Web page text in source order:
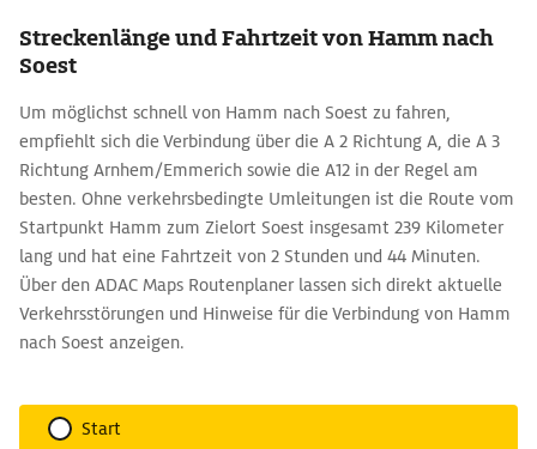
Streckenlänge und Fahrtzeit von Hamm nach
Soest
Um möglichst schnell von Hamm nach Soest zu fahren,
empfiehlt sich die Verbindung über die A 2 Richtung A, die A 3
Richtung Arnhem/Emmerich sowie die A12 in der Regel am
besten. Ohne verkehrsbedingte Umleitungen ist die Route vom
Startpunkt Hamm zum Zielort Soest insgesamt 239 Kilometer
lang und hat eine Fahrtzeit von 2 Stunden und 44 Minuten.
Über den ADAC Maps Routenplaner lassen sich direkt aktuelle
Verkehrsstörungen und Hinweise für die Verbindung von Hamm
nach Soest anzeigen.
Start